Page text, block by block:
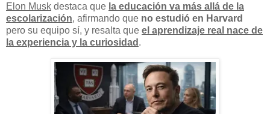
Elon Musk destaca que la educación va más allá de la
escolarización, afirmando que no estudió en Harvard
pero su equipo sí, y resalta que el aprendizaje real nace de
la experiencia y la curiosidad .